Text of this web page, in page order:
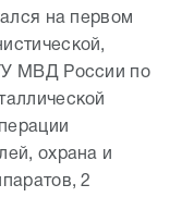
на первом
МВД России по
охрана и
2